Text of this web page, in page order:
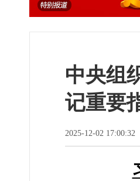
中央组
记重要
2025-12-02